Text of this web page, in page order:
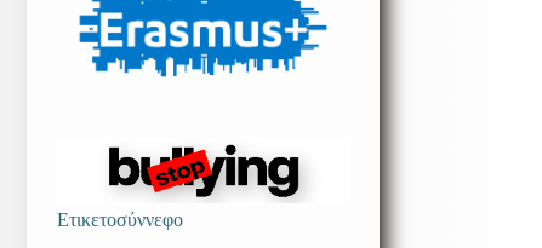
Ετικετοσύννεφο